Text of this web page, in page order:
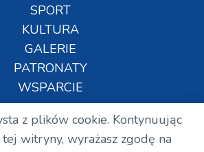
SPORT
KULTURA
GALERIE
PATRONATY
WSPARCIE
prawa zastrzeżone. RDN.
z plików cookie. Kontynuując
tej witryny, wyrażasz zgodę na